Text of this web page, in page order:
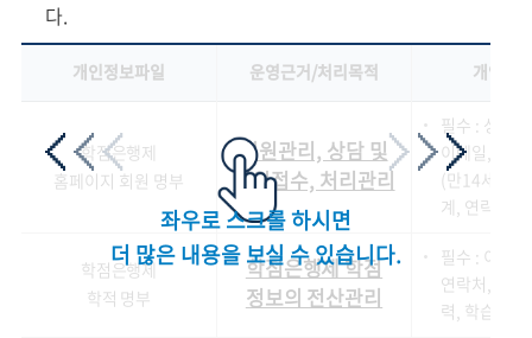
다.
좌우로 스크롤 하시면
더 많은 내용을 보실 수 있습니다.
개인정보파일 운영근거/처리목적 개인정
학점은행제
홈페이지 회원 명부
회원관리, 상담 및
민원접수, 처리관리
필수 : 성명,
이메일, 상담
(만14세미만
계, 연락처)
학점은행제
학적 명부
학점은행제 학점
정보의 전산관리
필수 : 이름,
연락처, 주소
력, 학습자번